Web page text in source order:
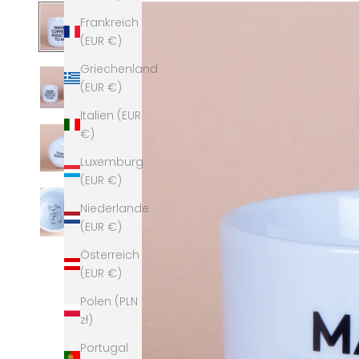
Frankreich
(EUR €)
Griechenland
(EUR €)
Italien (EUR
€)
Luxemburg
(EUR €)
Niederlande
(EUR €)
Österreich
(EUR €)
Polen (PLN
zł)
Portugal